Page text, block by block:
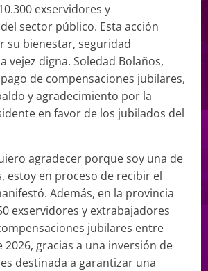
exservidores y
sector público. Esta acción
su bienestar, seguridad
vejez digna. Soledad Bolaños,
de compensaciones jubilares,
y agradecimiento por la
en favor de los jubilados del
agradecer porque soy una de
estoy en proceso de recibir el
Además, en la provincia
exservidores y extrabajadores
jubilares entre
2026, gracias a una inversión de
destinada a garantizar una